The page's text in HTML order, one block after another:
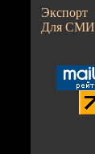
Экспорт
Для СМИ